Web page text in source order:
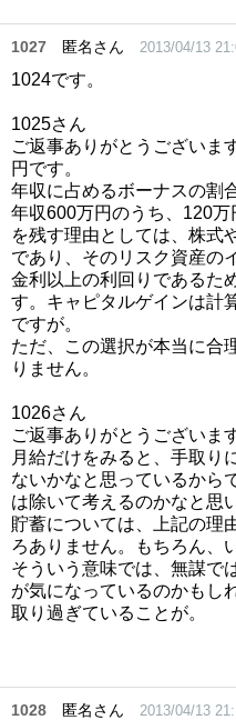
1027 匿名さん 2013/04/13
1024です。
1025さん
ご返事ありがとうございま
円です。
年収に占めるボーナスの割
年収600万円のうち、120
を残す理由としては、株式
であり、そのリスク資産の
金利以上の利回りであるた
す。キャピタルゲインは計
ですが。
ただ、この選択が本当に合
りません。
1026さん
ご返事ありがとうございま
月給だけをみると、手取り
ないかなと思っているから
は除いて考えるのかなと思
貯蓄については、上記の理
ろありません。もちろん、
そういう意味では、無謀で
が気になっているのかもし
取り過ぎていることが。
1028 匿名さん 2013/04/13